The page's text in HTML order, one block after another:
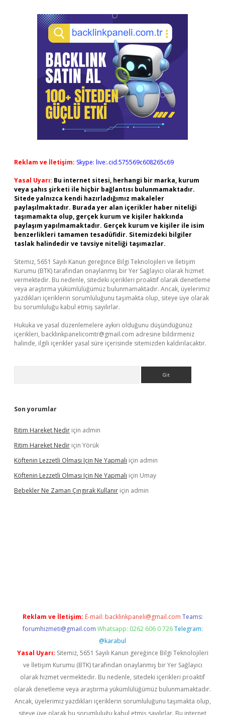
Reklam ve İletişim: Skype: live:.cid.575569c608265c69
Yasal Uyarı: Bu internet sitesi, herhangi bir marka, kurum
veya şahıs şirketi ile hiçbir bağlantısı bulunmamaktadır.
Sitede yalnızca kendi hazırladığımız makaleler
paylaşılmaktadır. Burada yer alan içerikler haber niteliği
taşımamakta olup, gerçek kurum ve kişiler hakkında
paylaşım yapılmamaktadır. Gerçek kurum ve kişiler ile isim
benzerlikleri tamamen tesadüfidir. Sitemizdeki bilgiler
taslak halindedir ve tavsiye niteliği taşımazlar.
Sitemiz, 5651 Sayılı Kanun gereğince Bilgi Teknolojileri ve İletişim
Kurumu (BTK) tarafından onaylanmış bir Yer Sağlayıcı olarak hizmet
vermektedir. Bu nedenle, sitedeki içerikleri proaktif olarak denetleme
veya araştırma yükümlülüğümüz bulunmamaktadır. Ancak, üyelerimiz
yazdıkları içeriklerin sorumluluğunu taşımakta olup, siteye üye olarak
bu sorumluluğu kabul etmiş sayılırlar.
Hukuka ve yasal düzenlemelere aykırı olduğunu düşündüğünüz
içerikleri, backlinkpanelicomtr@gmail.com adresine bildirmeniz
halinde, ilgili içerikler yasal süre içerisinde sitemizden kaldırılacaktır.
Son yorumlar
Ritim Hareket Nedir için admin
Ritim Hareket Nedir için Yörük
Köftenin Lezzetli Olması Için Ne Yapmalı için admin
Köftenin Lezzetli Olması Için Ne Yapmalı için Umay
Bebekler Ne Zaman Çıngırak Kullanır için admin
Reklam ve İletişim: E-mail: backlinkpaneli@gmail.com Teams:
forumhizmeti@gmail.com Whatsapp: 0262 606 0 726 Telegram:
@karabul
Yasal Uyarı: Sitemiz, 5651 Sayılı Kanun gereğince Bilgi Teknolojileri
ve İletişim Kurumu (BTK) tarafından onaylanmış bir Yer Sağlayıcı
olarak hizmet vermektedir. Bu nedenle, sitedeki içerikleri proaktif
olarak denetleme veya araştırma yükümlülüğümüz bulunmamaktadır.
Ancak, üyelerimiz yazdıkları içeriklerin sorumluluğunu taşımakta olup,
siteye üye olarak bu sorumluluğu kabul etmiş sayılırlar. Bu internet